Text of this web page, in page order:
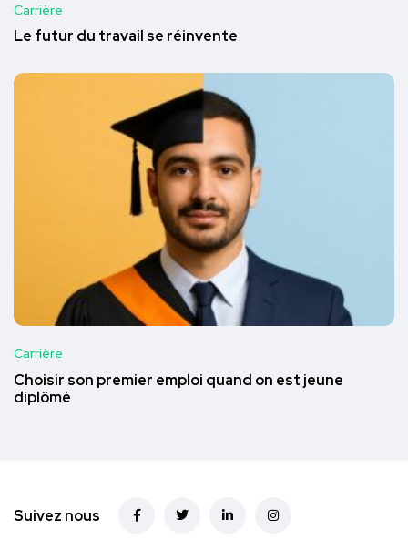
Carrière
Le futur du travail se réinvente
Carrière
Choisir son premier emploi quand on est jeune
diplômé
Suivez nous